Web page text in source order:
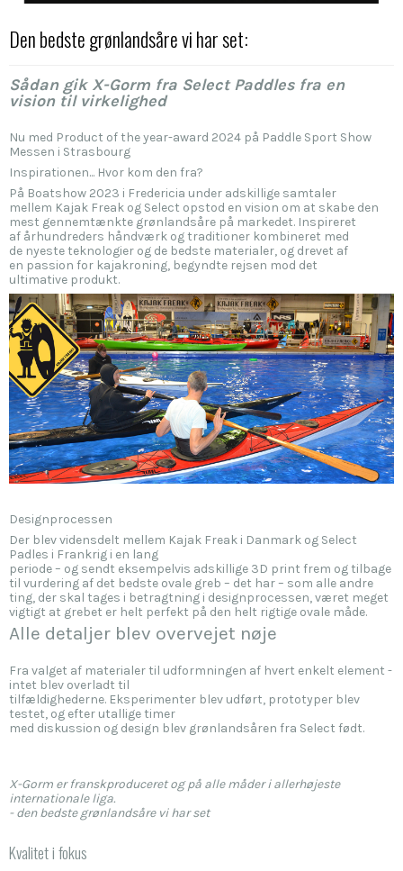
Den bedste grønlandsåre vi har set:
Sådan gik X-Gorm fra Select Paddles fra en
vision til virkelighed
Nu med Product of the year-award 2024 på Paddle Sport Show
Messen i Strasbourg
Inspirationen... Hvor kom den fra?
På Boatshow 2023 i Fredericia under adskillige samtaler
mellem Kajak Freak og Select opstod en vision om at skabe den
mest gennemtænkte grønlandsåre på markedet. Inspireret
af århundreders håndværk og traditioner kombineret med
de nyeste teknologier og de bedste materialer, og drevet af
en passion for kajakroning, begyndte rejsen mod det
ultimative produkt.
Designprocessen
Der blev vidensdelt mellem Kajak Freak i Danmark og Select
Padles i Frankrig i en lang
periode – og sendt eksempelvis adskillige 3D print frem og tilbage
til vurdering af det bedste ovale greb – det har – som alle andre
ting, der skal tages i betragtning i designprocessen, været meget
vigtigt at grebet er helt perfekt på den helt rigtige ovale måde.
Alle detaljer blev overvejet nøje
Fra valget af materialer til udformningen af hvert enkelt element -
intet blev overladt til
tilfældighederne. Eksperimenter blev udført, prototyper blev
testet, og efter utallige timer
med diskussion og design blev grønlandsåren fra Select født.
X-Gorm er franskproduceret og på alle måder i allerhøjeste
internationale liga.
- den bedste grønlandsåre vi har set
Kvalitet i fokus